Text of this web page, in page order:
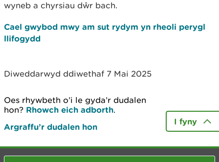
wyneb a chyrsiau dŵr bach.
Cael gwybod mwy am sut rydym yn rheoli perygl
llifogydd
Diweddarwyd ddiwethaf 7 Mai 2025
Oes rhywbeth o’i le gyda’r dudalen
hon? Rhowch eich adborth.
Argraffu’r dudalen hon
I fyny